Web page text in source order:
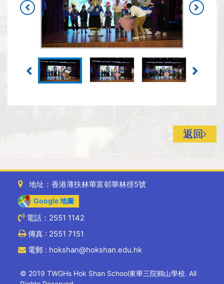
返回
地址：香港薄扶林華富邨華林徑5號
Google 地圖
電話：2551 1142
傳真 : 2551 7151
電郵 : hokshan@hokshan.edu.hk
© 2019 TWGHs Hok Shan School東華三院鶴山學校. All